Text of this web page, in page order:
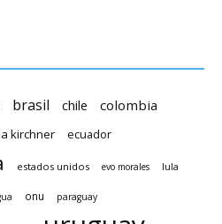
brasil chile colombia
kirchner ecuador
estados unidos evo morales lula
onu paraguay